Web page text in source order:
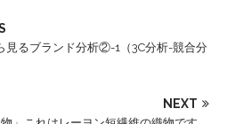
見るブランド分析②-1（3C分析-競合分
NEXT